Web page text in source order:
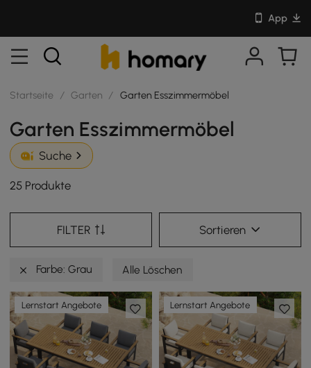
App
Startseite / Garten / Garten Esszimmermöbel
Garten Esszimmermöbel
Suche
25 Produkte
FILTER Sortieren
Farbe: Grau Alle Löschen
Lernstart Angebote Lernstart Angebote